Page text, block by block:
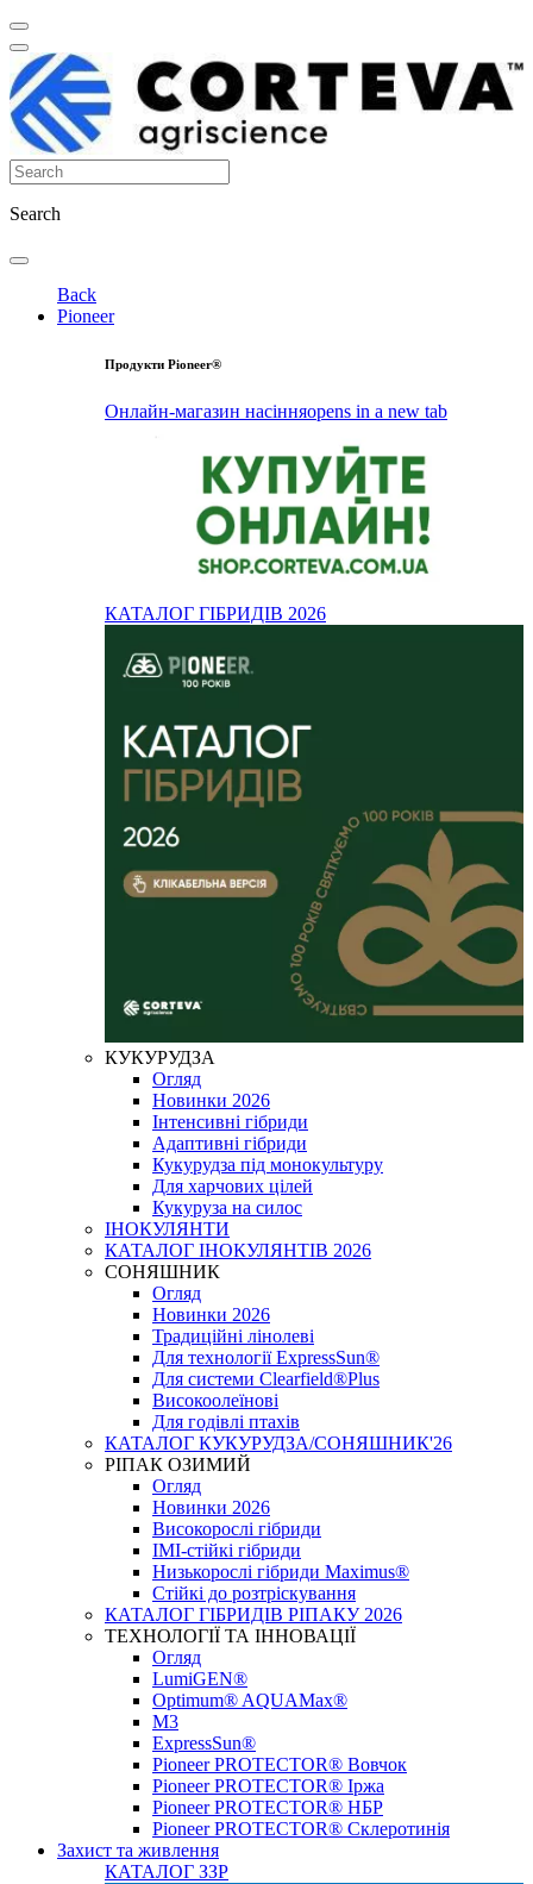
Search
Back
Pioneer
Продукти Pioneer®
Онлайн-магазин насінняopens in a new tab
КАТАЛОГ ГІБРИДІВ 2026
КУКУРУДЗА
Огляд
Новинки 2026
Інтенсивні гібриди
Адаптивні гібриди
Кукурудза під монокультуру
Для харчових цілей
Кукуруза на силос
ІНОКУЛЯНТИ
КАТАЛОГ ІНОКУЛЯНТІВ 2026
СОНЯШНИК
Огляд
Новинки 2026
Традиційні лінолеві
Для технології ExpressSun®
Для системи Clearfield®Plus
Високоолеїнові
Для годівлі птахів
КАТАЛОГ КУКУРУДЗА/СОНЯШНИК'26
РІПАК ОЗИМИЙ
Огляд
Новинки 2026
Високорослі гібриди
IMI-стійкі гібриди
Низькорослі гібриди Maximus®
Стійкі до розтріскування
КАТАЛОГ ГІБРИДІВ РІПАКУ 2026
ТЕХНОЛОГІЇ ТА ІННОВАЦІЇ
Огляд
LumiGEN®
Optimum® AQUAMax®
М3
ExpressSun®
Pioneer PROTECTOR® Вовчок
Pioneer PROTECTOR® Іржа
Pioneer PROTECTOR® НБР
Pioneer PROTECTOR® Склеротинія
Захист та живлення
КАТАЛОГ ЗЗР